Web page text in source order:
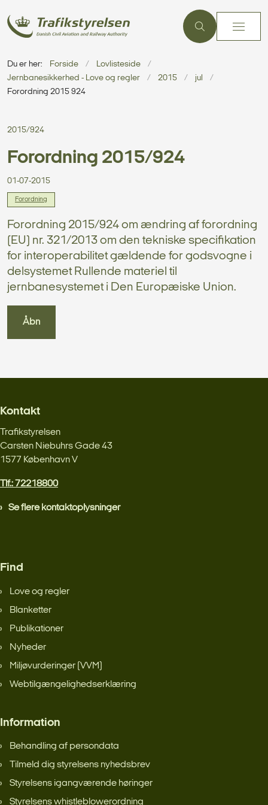
Du er her: Forside
Lovlisteside
Jernbanesikkerhed - Love og regler
2015
jul
Forordning 2015 924
2015/924
Forordning 2015/924
01-07-2015
Forordning
Forordning 2015/924 om ændring af forordning
(EU) nr. 321/2013 om den tekniske specifikation
for interoperabilitet gældende for godsvogne i
delsystemet Rullende materiel til
jernbanesystemet i Den Europæiske Union.
Åbn
Kontakt
Trafikstyrelsen
Carsten Niebuhrs Gade 43
1577 København V
Tlf.: 72218800
Se flere kontaktoplysninger
Find
Love og regler
Blanketter
Publikationer
Nyheder
Miljøvurderinger (VVM)
Webtilgængelighedserklæring
Information
Behandling af persondata
Tilmeld dig styrelsens nyhedsbrev
Styrelsens igangværende høringer
Styrelsens whistleblowerordning